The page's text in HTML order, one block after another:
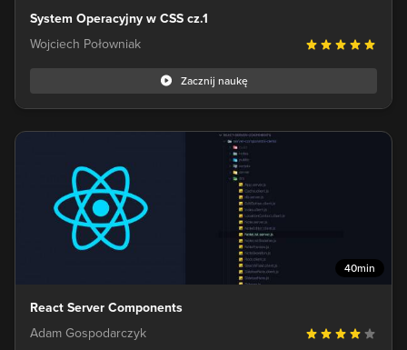
System Operacyjny w CSS cz.1
Wojciech Połowniak
Zacznij naukę
40min
React Server Components
Adam Gospodarczyk